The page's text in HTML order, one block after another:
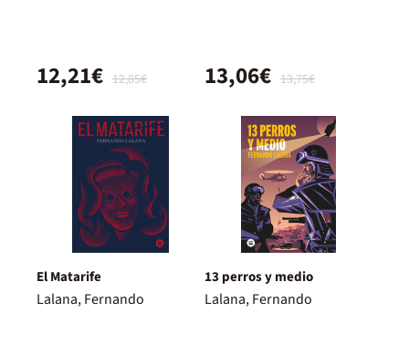
12,85€
12,21€ 13,75€
13,06€
El Matarife
Lalana, Fernando
13 perros y medio
Lalana, Fernando